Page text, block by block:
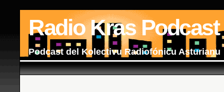
Radio Kras Podcast
Podcast del Kolectivu Radiofónicu Asturianu